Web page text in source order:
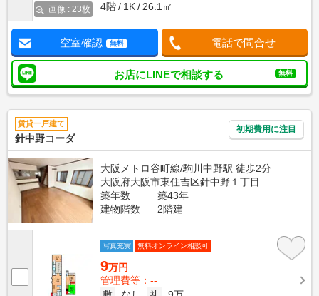
画像 : 23枚
4階
1K 26.1㎡
空室確認 無料 電話で問合せ
お店にLINEで相談する 無料
賃貸一戸建て
針中野コーダ
初期費用に注目
大阪メトロ谷町線/駒川中野駅 徒歩2分
大阪府大阪市東住吉区針中野１丁目
築年数
築43年
建物階数
2階建
写真充実 無料オンライン相談可
9万円
管理費等：--